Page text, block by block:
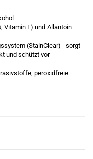
Vitamin E) und Allantoin
(StainClear) - sorgt
und schützt vor
peroxidfreie